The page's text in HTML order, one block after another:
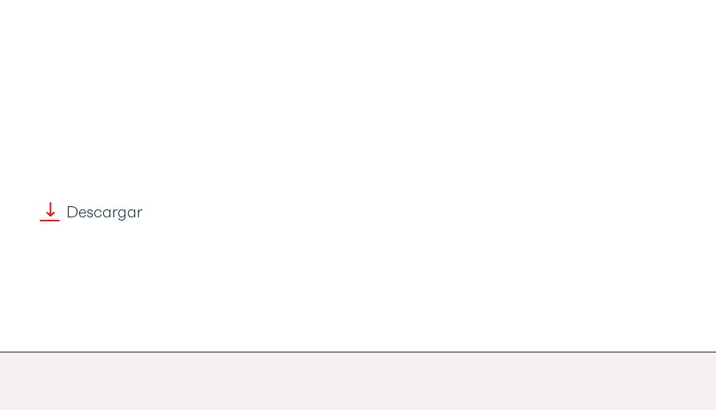
Descargar